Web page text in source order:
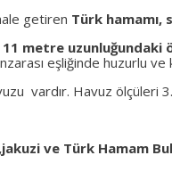
getiren Türk hamamı,
11 metre uzunluğundaki
eşliğinde huzurlu
vardır. Havuz ölçüleri
ve Türk Hamam